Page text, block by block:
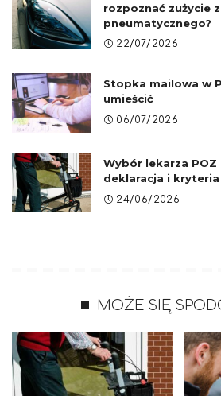
rozpoznać zużycie
pneumatycznego?
22/07/2026
Stopka mailowa w
umieścić
06/07/2026
Wybór lekarza POZ
deklaracja i kryteria
24/06/2026
MOŻE SIĘ